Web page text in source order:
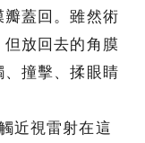
蓋回。雖然術
放回去的角膜
撞擊、揉眼睛
近視雷射在這